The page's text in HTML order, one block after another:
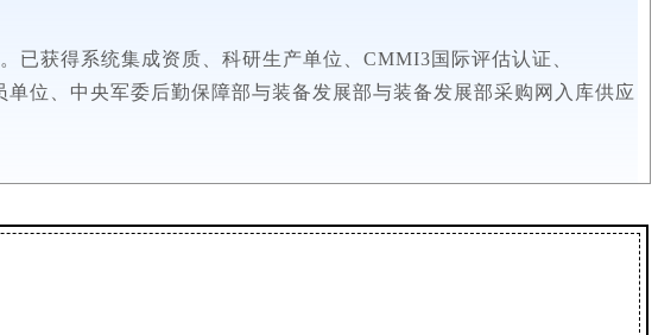
已获得系统集成资质、科研生产单位、CMMI3国际评估认证、
位、中央军委后勤保障部与装备发展部与装备发展部采购网入库供应